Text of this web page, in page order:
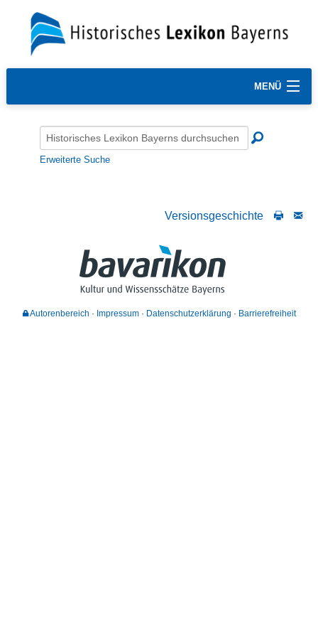
MENÜ
Erweiterte Suche
Versionsgeschichte
Autorenbereich Impressum Datenschutzerklärung Barrierefreiheit